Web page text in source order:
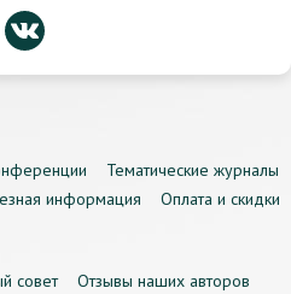
Тематические журналы
информация
Оплата и скидки
совет Отзывы наших авторов